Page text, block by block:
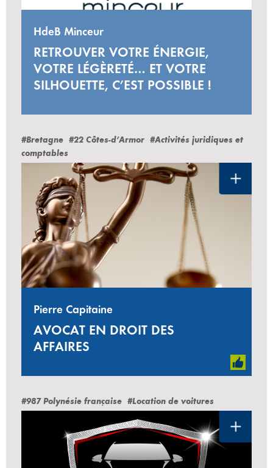
HdeB Minceur
RETROUVER VOTRE ÉNERGIE,
VOTRE LÉGÈRETÉ… ET VOTRE
SILHOUETTE, C’EST POSSIBLE !
#Bretagne #22 Côtes-d’Armor #Activités juridiques et
comptables
Pierre Capitaine
AVOCAT EN DROIT DES
AFFAIRES
#987 Polynésie française #Location de voitures